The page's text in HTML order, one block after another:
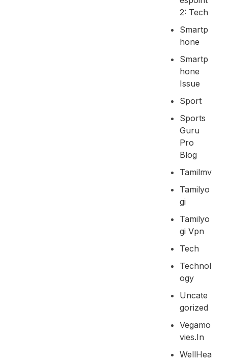
2: Tech
Smartp
Hone
Smartp
Hone
Issue
Sport
Sports
Guru
Pro
Blog
Tamilmv
Tamilyo
Gi
Tamilyo
Gi Vpn
Tech
Technol
Ogy
Uncate
Gorized
Vegamo
Vies.in
WellHea